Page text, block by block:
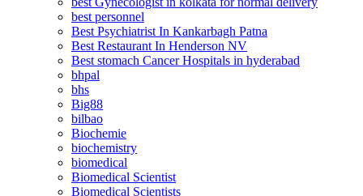
best personnel
Best Psychiatrist In Kankarbagh Patna
Best Restaurant In Henderson NV
Best stomach Cancer Hospitals in hyderabad
bhpal
bhs
Big88
bilbao
Biochemie
biochemistry
biomedical
Biomedical Scientist
Biomedical Scientists